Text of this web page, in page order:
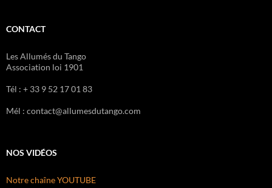
CONTACT
Les Allumés du Tango
Association loi 1901
Tél : + 33 9 52 17 01 83
Mél : contact@allumesdutango.com
NOS VIDÉOS
Notre chaîne YOUTUBE